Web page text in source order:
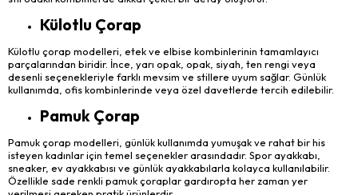
Külotlu Çorap
Külotlu çorap modelleri, etek ve elbise kombinlerinin tamamlayıcı
parçalarından biridir. İnce, yarı opak, opak, siyah, ten rengi veya
desenli seçenekleriyle farklı mevsim ve stillere uyum sağlar. Günlük
kullanımda, ofis kombinlerinde veya özel davetlerde tercih edilebilir.
Pamuk Çorap
Pamuk çorap modelleri, günlük kullanımda yumuşak ve rahat bir his
isteyen kadınlar için temel seçenekler arasındadır. Spor ayakkabı,
sneaker, ev ayakkabısı ve günlük ayakkabılarla kolayca kullanılabilir.
Özellikle sade renkli pamuk çoraplar gardıropta her zaman yer